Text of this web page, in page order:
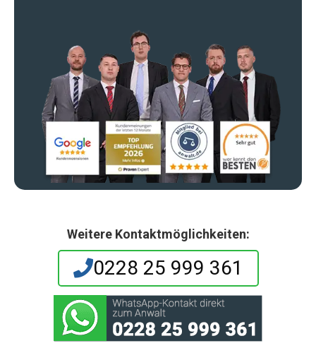
Weitere Kontaktmöglichkeiten:
0228 25 999 361